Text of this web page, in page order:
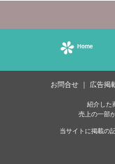
Home
お問合せ 広告掲
紹介した
売上の一部
当サイトに掲載の